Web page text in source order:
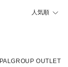
人気順
PALGROUP OUTLET